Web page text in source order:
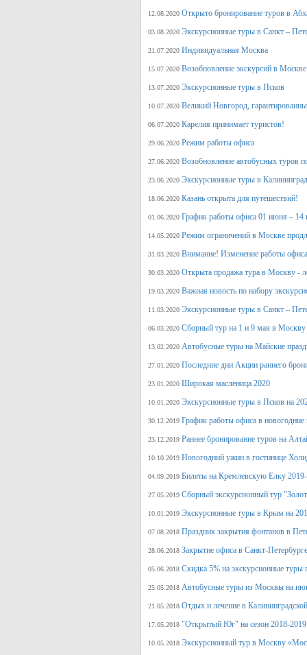
12.08.2020 Открыто бронирование туров в
03.08.2020 Экскурсионные туры в Санкт –
21.07.2020 Индивидуальная Москва
15.07.2020 Возобновление экскурсий в
13.07.2020 Экскурсионные туры в Псков
10.07.2020 Великий Новгород,
06.07.2020 Карелия принимает туристов!
29.06.2020 Режим работы офиса
27.06.2020 Возобновление автобусных туров
23.06.2020 Экскурсионные туры в
18.06.2020 Казань открыта для путешествий!
01.06.2020 График работы офиса 01 июня – 14
14.05.2020 Режим ограничений в Москве
31.03.2020 Внимание! Изменение работы
30.03.2020 Открыта продажа тура в Москву -
19.03.2020 Важная новость по набору
11.03.2020 Экскурсионные туры в Санкт –
06.03.2020 Сборный тур на 1 и 9 мая в Москву
13.02.2020 Автобусные туры на Майские
27.01.2020 Последние дни Акции раннего
23.01.2020 Широкая масленица 2020
10.01.2020 Экскурсионные туры в Псков на
30.12.2019 График работы офиса в новогодние
23.12.2019 Раннее бронирование туров на
10.10.2019 Новогодний ужин в гостинице
04.09.2019 Билеты на Кремлевскую Елку
27.05.2019 Сборный экскурсионный тур
10.01.2019 Экскурсионные туры в Крым на
07.08.2018 Праздник закрытия фонтанов в
28.06.2018 Закрытие офиса в Санкт-
05.06.2018 Скидка 5% на экскурсионные
25.05.2018 Автобусные туры из Москвы на
21.05.2018 Отдых и лечение в
17.05.2018 "Открытый Юг" на сезон 2018-2019
10.05.2018 Экскурсионный тур в Москву